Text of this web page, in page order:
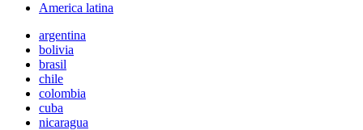
America latina
argentina
bolivia
brasil
chile
colombia
cuba
nicaragua